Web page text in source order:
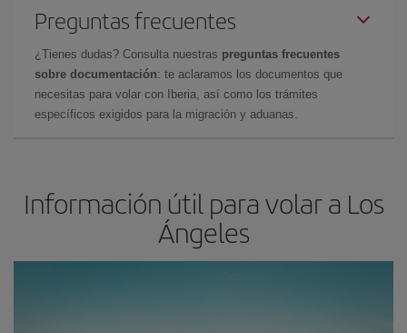
Preguntas frecuentes
¿Tienes dudas? Consulta nuestras preguntas frecuentes
sobre documentación: te aclaramos los documentos que
necesitas para volar con Iberia, así como los trámites
específicos exigidos para la migración y aduanas.
Información útil para volar a Los
Ángeles